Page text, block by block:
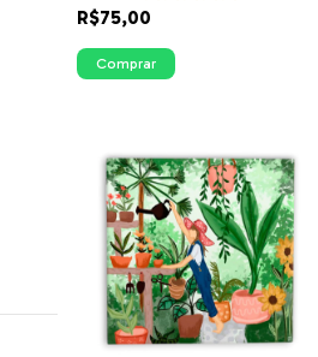
R$75,00
Comprar